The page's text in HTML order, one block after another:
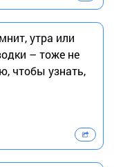
утра или
– тоже не
чтобы узнать,